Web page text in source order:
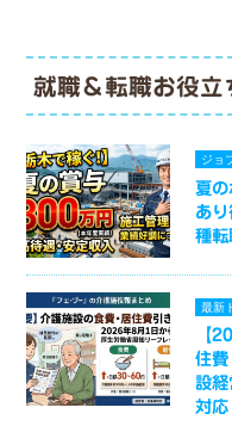
就職＆転職お役立
ジョ
夏
あ
種転
最新
【
住
設
対応